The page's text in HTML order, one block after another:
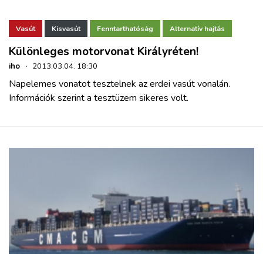
Vasút Kisvasút Fenntarthatóság Alternatív hajtás
Különleges motorvonat Királyréten!
iho · 2013.03.04. 18:30
Napelemes vonatot tesztelnek az erdei vasút vonalán.
Információk szerint a tesztüzem sikeres volt.